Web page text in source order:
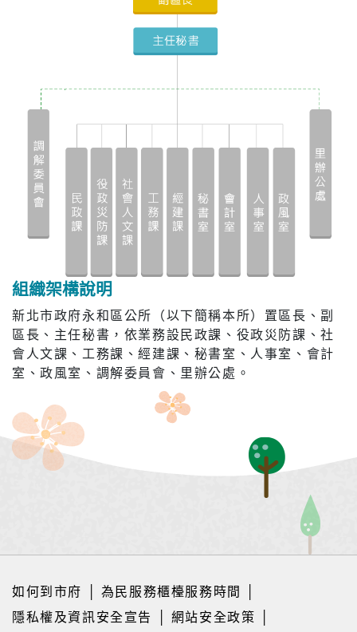
組織架構說明
新北市政府永和區公所（以下簡稱本所）置區長、副
區長、主任秘書，依業務設民政課、役政災防課、社
會人文課、工務課、經建課、秘書室、人事室、會計
室、政風室、調解委員會、里辦公處。
如何到市府 為民服務櫃檯服務時間
隱私權及資訊安全宣告
網站安全政策